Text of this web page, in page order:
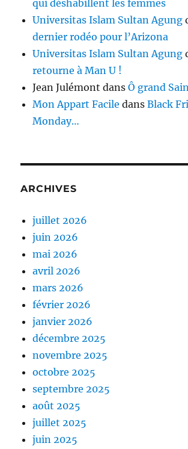
qui déshabillent les femmes
Universitas Islam Sultan Agung
dernier rodéo pour l’Arizona
Universitas Islam Sultan Agung
retourne à Man U !
Jean Julémont dansÔ grand
Mon Appart Facile dansBlack
Monday…
ARCHIVES
juillet 2026
juin 2026
mai 2026
avril 2026
mars 2026
février 2026
janvier 2026
décembre 2025
novembre 2025
octobre 2025
septembre 2025
août 2025
juillet 2025
juin 2025